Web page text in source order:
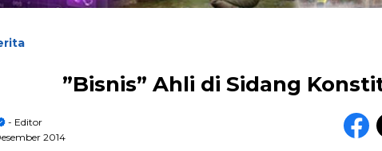
”Bisnis” Ahli di Sidang
- Editor
2014